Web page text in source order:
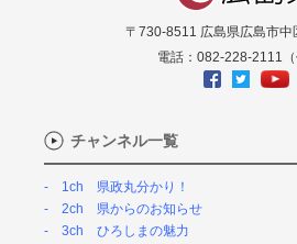
〒730-8511 広島県広島市中
電話：082-228-2111（
チャンネル一覧
1ch 県政丸分かり！
2ch 県からのお知らせ
3ch ひろしまの魅力